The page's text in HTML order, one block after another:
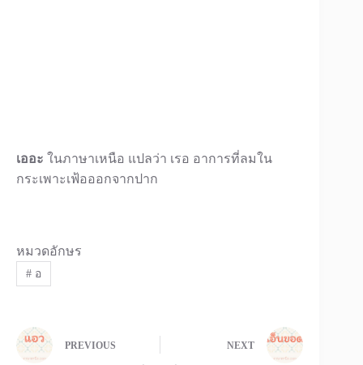
เออะ ในภาษาเหนือ แปลว่า เรอ อาการที่ลมใน
กระเพาะเฟ้อออกจากปาก
หมวดอักษร
#อ
PREVIOUS NEXT